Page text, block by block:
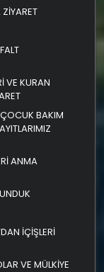
VE KURAN
ÇOCUK BAKIM
ANMA
İÇİŞLERİ
VE MÜLKİYE